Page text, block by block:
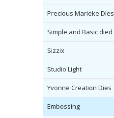
Precious Marieke Dies
Simple and Basic died
Sizzix
Studio Light
Yvonne Creation Dies
Embossing